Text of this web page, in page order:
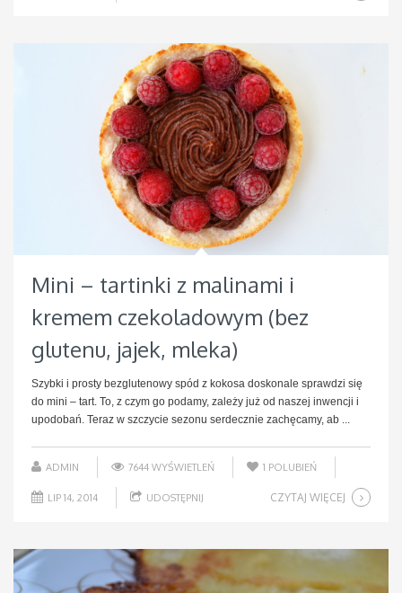
Mini – tartinki z malinami i
kremem czekoladowym (bez
glutenu, jajek, mleka)
Szybki i prosty bezglutenowy spód z kokosa doskonale sprawdzi się
do mini – tart. To, z czym go podamy, zależy już od naszej inwencji i
upodobań. Teraz w szczycie sezonu serdecznie zachęcamy, ab ...
ADMIN 7644 WYŚWIETLEŃ 1 POLUBIEŃ
LIP 14, 2014 UDOSTĘPNIJ CZYTAJ WIĘCEJ